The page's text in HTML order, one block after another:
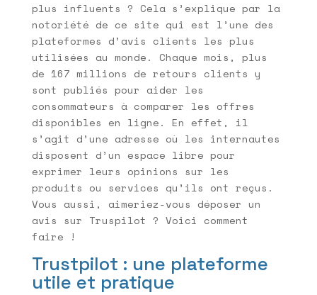
plus influents ? Cela s’explique par la
notoriété de ce site qui est l’une des
plateformes d’avis clients les plus
utilisées au monde. Chaque mois, plus
de 167 millions de retours clients y
sont publiés pour aider les
consommateurs à comparer les offres
disponibles en ligne. En effet, il
s’agit d’une adresse où les internautes
disposent d’un espace libre pour
exprimer leurs opinions sur les
produits ou services qu’ils ont reçus.
Vous aussi, aimeriez-vous déposer un
avis sur Truspilot ? Voici comment
faire !
Trustpilot : une plateforme
utile et pratique